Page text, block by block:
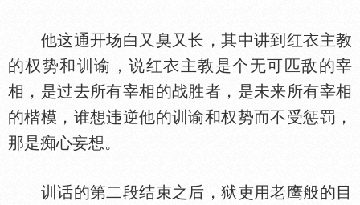
他这通开场白又臭又长，其中讲到红
主教
的权势和训谕，说红
主教是个无可匹敌的宰
相，是过去所有宰相的战胜者，是未来所有宰相
的楷模，谁想违逆他的训谕和权势而不受惩罚，
那是痴心妄想。
训话的第二段结束之后，狱吏用老鹰般的目